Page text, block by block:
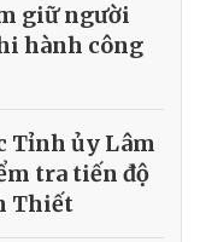
giữ người
hành công
Tỉnh ủy Lâm
tra tiến độ
Thiết